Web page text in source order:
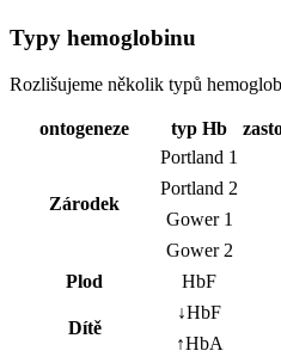
Typy hemoglobinu
Rozlišujeme několik typů
ontogeneze typ Hb
Zárodek
Portland 1
Portland 2
Gower 1
Gower 2
Plod HbF
Dítě
↓HbF
↑HbA